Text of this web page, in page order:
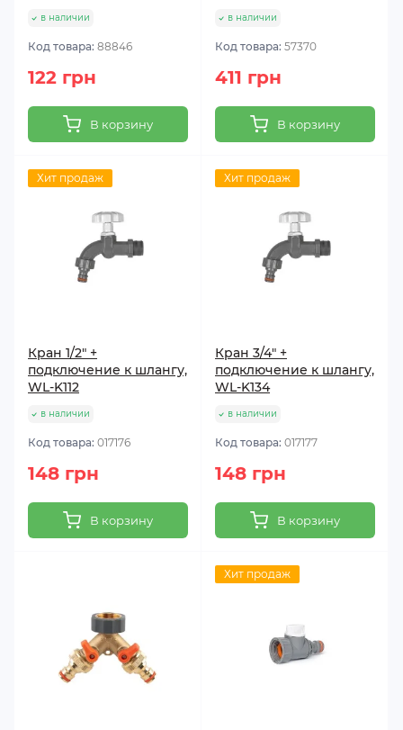
в наличии
Код товара: 88846
122 грн
В корзину
в наличии
Код товара: 57370
411 грн
В корзину
Хит продаж
Кран 1/2" +
подключение к шлангу,
WL-K112
в наличии
Код товара: 017176
148 грн
В корзину
Хит продаж
Кран 3/4" +
подключение к шлангу,
WL-K134
в наличии
Код товара: 017177
148 грн
В корзину
Хит продаж